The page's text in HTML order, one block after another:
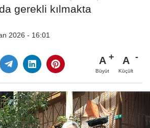
gerekli kılmakta
2026 - 16:01
A
Büyüt
A
Küçült